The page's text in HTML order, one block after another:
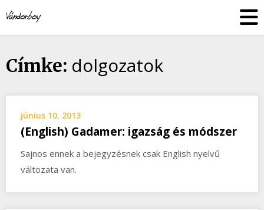
to
content
Címke: dolgozatok
június 10, 2013
(English) Gadamer: igazság és módszer
Sajnos ennek a bejegyzésnek csak English nyelvű
változata van.